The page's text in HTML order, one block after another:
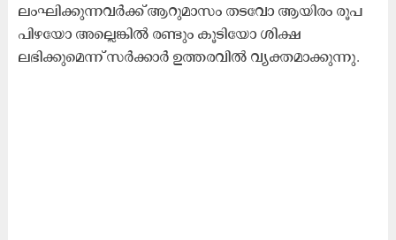
ലംഘിക്കുന്നവർക്ക് ആറുമാസം തടവോ ആയിരം രൂപ
പിഴയോ അല്ലെങ്കിൽ രണ്ടും കൂടിയോ ശിക്ഷ
ലഭിക്കുമെന്ന് സർക്കാർ ഉത്തരവിൽ വ്യക്തമാക്കുന്നു.